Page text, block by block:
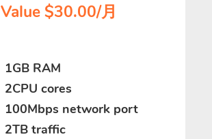
Value $30.00/月
1GB RAM
2CPU cores
100Mbps network port
2TB traffic